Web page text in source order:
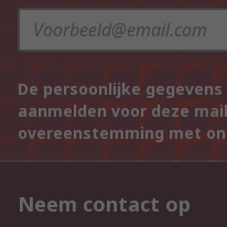
De persoonlijke
aanmelden voor deze
overeenstemming met
Neem contact op